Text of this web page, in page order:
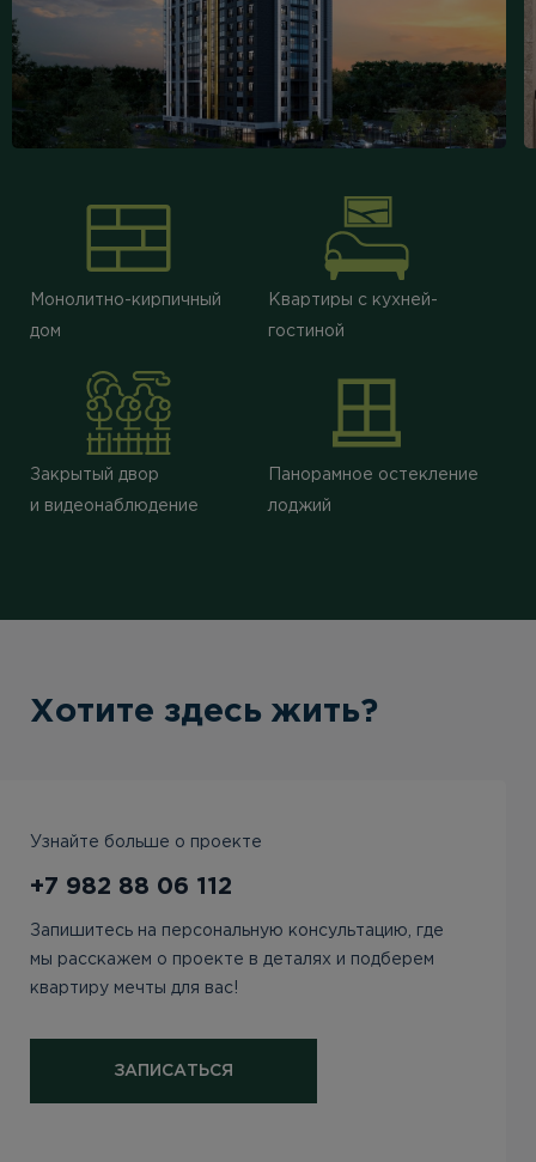
Монолитно-кирпичный
дом
Квартиры с кухней-
гостиной
Закрытый двор
и видеонаблюдение
Панорамное остекление
лоджий
Хотите здесь жить?
Узнайте больше о проекте
+7 982 88 06 112
Запишитесь на персональную консультацию, где
мы расскажем о проекте в деталях и подберем
квартиру мечты для вас!
ЗАПИСАТЬСЯ